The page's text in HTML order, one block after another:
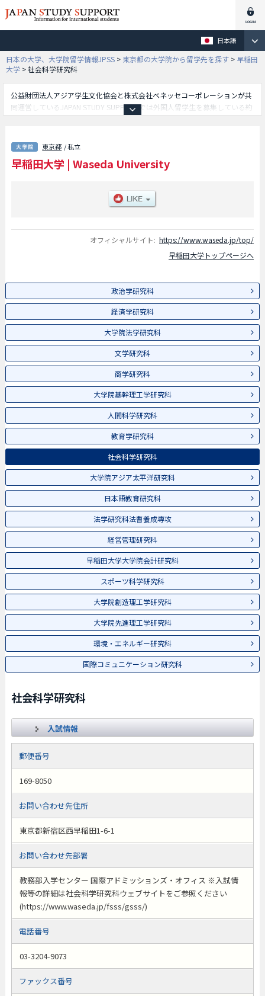
日本語
日本の大学、大学院留学情報JPSS > 東京都の大学院から留学先を探す > 早稲田
大学 >社会科学研究科
公益財団法人アジア学生文化協会と株式会社ベネッセコーポレーションが共
同運営しているJAPAN STUDY SUPPORTでは外国人留学生を募集している約
済学研究科や大学院法学研究科や文学研究科や商学研究科や大学院基幹理工
学研究科や人間科学研究科や教育学研究科や社会科学研究科や大学院アジア
太平洋研究科や日本語教育研究科や法学研究科法曹養成専攻や経営管理研究
研究科や大学院先進理工学研究科や環境・エネルギー研究科や国際コミュニ
ケーション研究科等、研究科別情報や、募集定員や合格者数など入試情報、
東京都 / 私立
早稲田大学 | Waseda University
オフィシャルサイト: https://www.waseda.jp/top/
早稲田大学トップページへ
政治学研究科
経済学研究科
大学院法学研究科
文学研究科
商学研究科
大学院基幹理工学研究科
人間科学研究科
教育学研究科
社会科学研究科
大学院アジア太平洋研究科
日本語教育研究科
法学研究科法曹養成専攻
経営管理研究科
早稲田大学大学院会計研究科
スポーツ科学研究科
大学院創造理工学研究科
大学院先進理工学研究科
環境・エネルギー研究科
国際コミュニケーション研究科
社会科学研究科
入試情報
郵便番号
169-8050
お問い合わせ先住所
東京都新宿区西早稲田1-6-1
お問い合わせ先部署
教務部入学センター 国際アドミッションズ・オフィス ※入試情
報等の詳細は社会科学研究科ウェブサイトをご参照ください
(https://www.waseda.jp/fsss/gsss/)
電話番号
03-3204-9073
ファックス番号